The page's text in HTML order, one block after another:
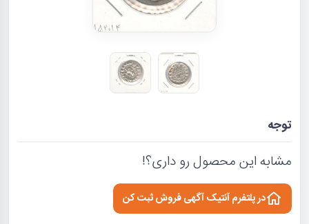
توجه
مشابه این محصول رو داری؟!
در پلتفرم آنتیک آگهی فروش ثبت کن